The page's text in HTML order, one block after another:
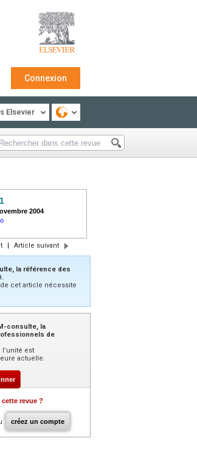
Connexion
Elsevier
2004
| Article suivant
la référence des
cet article nécessite
consulte, la
de
l’unité est
actuelle.
cette revue ?
créez un compte